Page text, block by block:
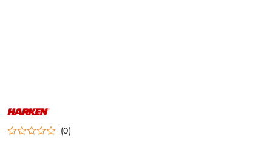
NAZWA
PRODUCENTA:
HARKEN (0)